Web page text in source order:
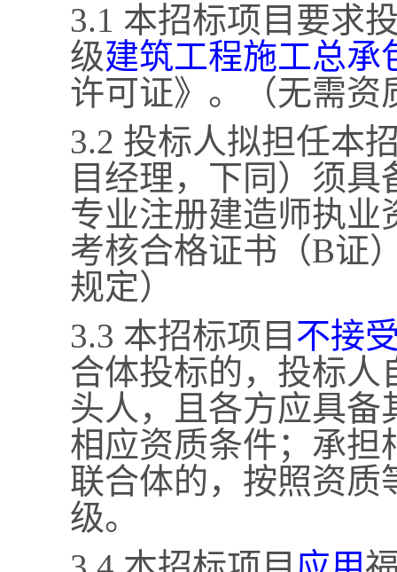
3.1 本招标项目要求
级建筑工程施工总承
许可证》。（无需资
3.2 投标人拟担任本
目经理，下同）须
专业注册建造师执业
考核合格证书（B证
规定）
3.3 本招标项目 不接
合体投标的，投标人
头人，且各方应具备
相应资质条件；承担
联合体的，按照资质
级。